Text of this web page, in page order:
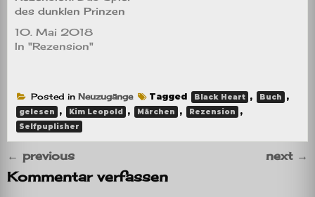
des dunklen Prinzen
10. Mai 2018
In "Rezension"
Posted in Neuzugänge Tagged Black Heart , Buch ,
gelesen , Kim Leopold , Märchen , Rezension ,
Selfpuplisher
← previous next →
Kommentar verfassen